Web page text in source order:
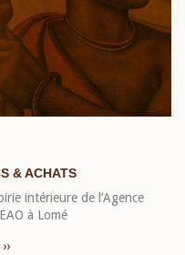
& ACHATS
intérieure de l’Agence
à Lomé